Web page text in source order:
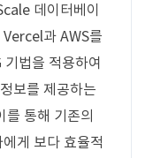
데이터베이
과 AWS를
법을 적용하여
보를 제공하는
통해 기존의
게 보다 효율적